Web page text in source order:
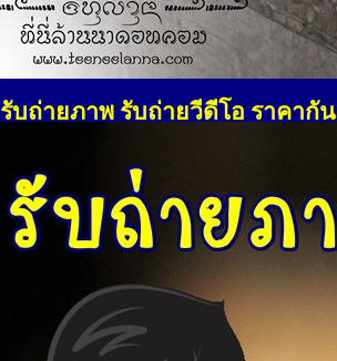
รับถ่ายภาพ รับถ่ายวีดีโอ ราคากั